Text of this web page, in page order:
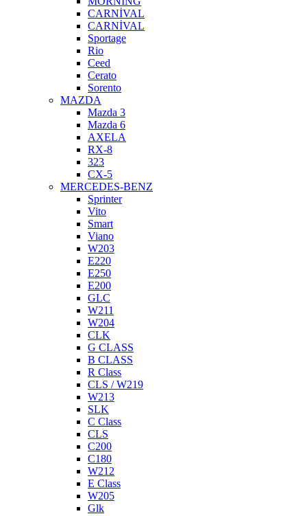
CARNİVAL
CARNİVAL
Sportage
Rio
Ceed
Cerato
Sorento
MAZDA
Mazda 3
Mazda 6
AXELA
RX-8
323
CX-5
MERCEDES-BENZ
Sprinter
Vito
Smart
Viano
W203
E220
E250
E200
GLC
W211
W204
CLK
G CLASS
B CLASS
R Class
CLS / W219
W213
SLK
C Class
CLS
C200
C180
W212
E Class
W205
Glk